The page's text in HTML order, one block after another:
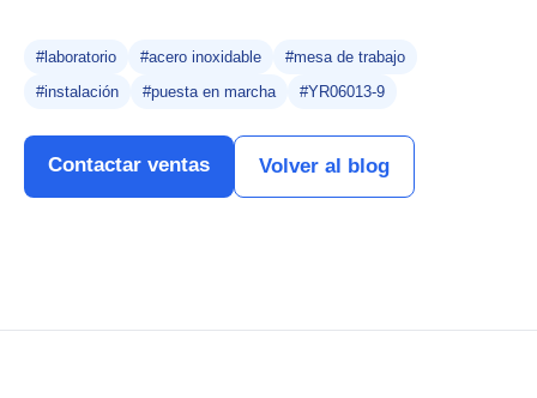
#laboratorio #acero inoxidable
#mesa de trabajo
#instalación
#puesta en marcha #YR06013-9
Contactar ventas Volver al blog